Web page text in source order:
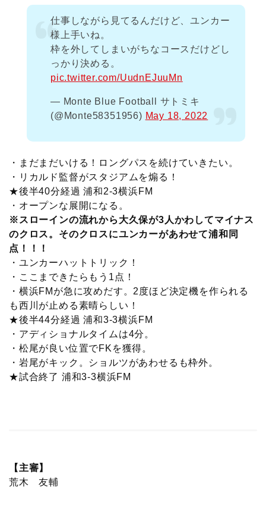
仕事しながら見てるんだけど、ユンカー
様上手いね。
枠を外してしまいがちなコースだけどし
っかり決める。
pic.twitter.com/UudnEJuuMn
— Monte Blue Football サトミキ
(@Monte58351956) May 18, 2022
・まだまだいける！ロングパスを続けていきたい。
・リカルド監督がスタジアムを煽る！
★後半40分経過 浦和2-3横浜FM
・オープンな展開になる。
※スローインの流れから大久保が3人かわしてマイナス
のクロス。そのクロスにユンカーがあわせて浦和同
点！！！
・ユンカーハットトリック！
・ここまできたらもう1点！
・横浜FMが急に攻めだす。2度ほど決定機を作られる
も西川が止める素晴らしい！
★後半44分経過 浦和3-3横浜FM
・アディショナルタイムは4分。
・松尾が良い位置でFKを獲得。
・岩尾がキック。ショルツがあわせるも枠外。
★試合終了 浦和3-3横浜FM
【主審】
荒木 友輔